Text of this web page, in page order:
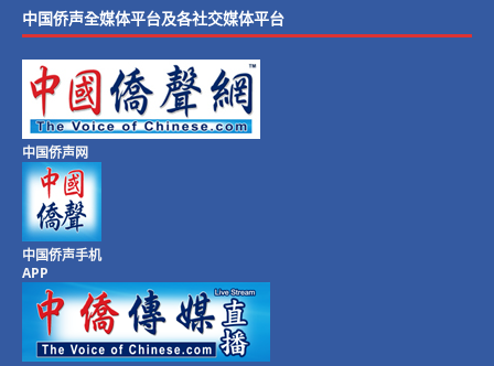
中国侨声全媒体平台及各社交媒体平台
中国侨声网
中国侨声手机
APP